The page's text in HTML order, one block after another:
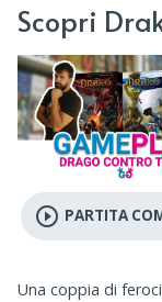
Scopri
play_circle_outline PARTITA
Una coppia di